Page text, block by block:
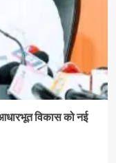
विकास को नई